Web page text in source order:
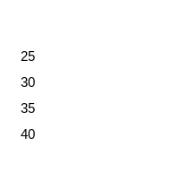
25
30
35
40